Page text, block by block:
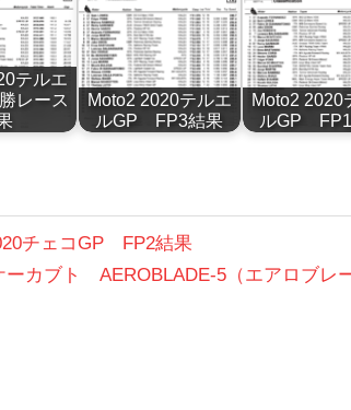
テルエ
レース
Moto2 2020テルエ
ルGP FP3結果
Moto2 2020
ルGP
チェコGP FP2結果
ーカブト AEROBLADE-5（エアロブレ